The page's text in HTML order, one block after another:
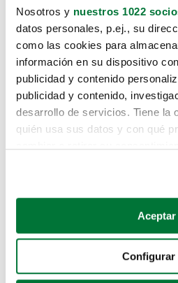
Nosotros y nuestros 1022
datos personales, p.ej., su
como las cookies para
información en su dispositivo
publicidad y contenido
publicidad y contenido,
desarrollo de servicios. Tiene la
quién usa sus datos y con qué
Si lo permite, también
Recopilar información
Identificar su dispositivo
Aceptar
Configurar
Lo sentimos, no
te hemos traido
Pero puedes encontrar el
buscando en alguno de
Coches de segunda mano
Coches de km0